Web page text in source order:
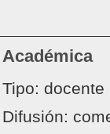
Académica
Tipo: docente
Difusión: